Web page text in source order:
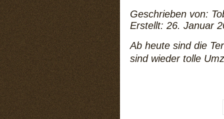
Geschrieben von:
Erstellt: 26. Januar
Ab heute sind die
sind wieder tolle